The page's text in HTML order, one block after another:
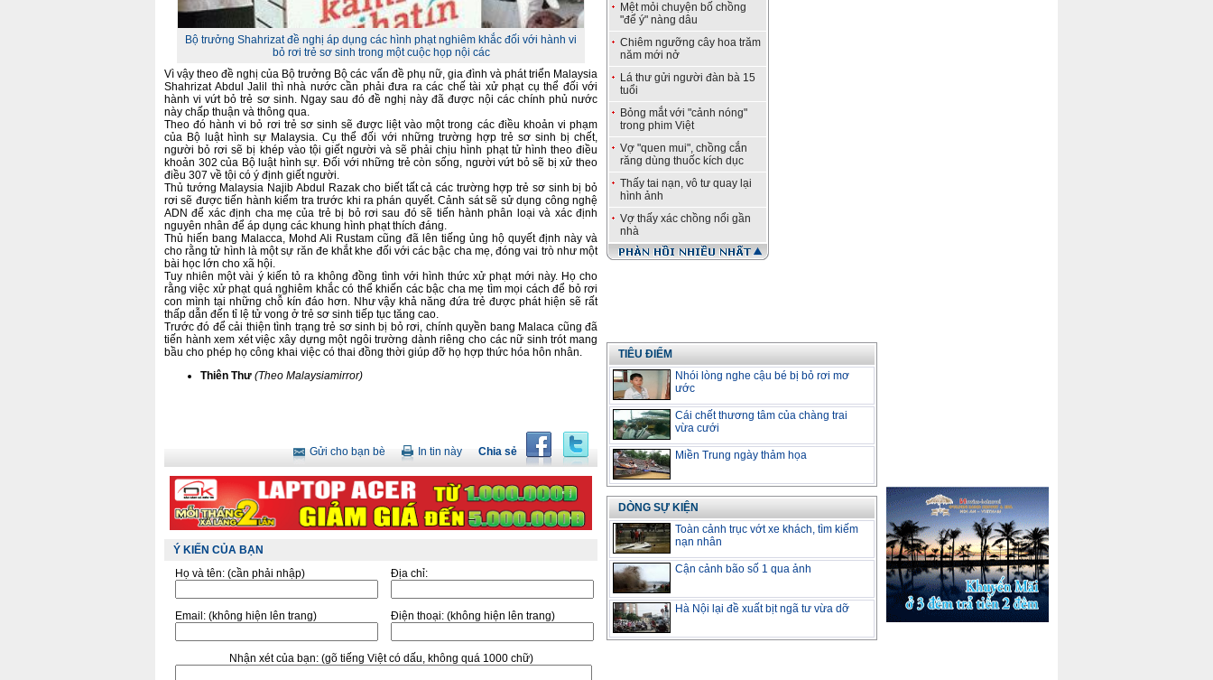
Bộ trưởng Shahrizat đề nghị áp dụng các hình phạt nghiêm khắc đối với hành vi
bỏ rơi trẻ sơ sinh trong một cuộc họp nội các
Vì vậy theo đề nghị của Bộ trưởng Bộ các vấn đề phụ nữ, gia đình và phát triển Malaysia
Shahrizat Abdul Jalil thì nhà nước cần phải đưa ra các chế tài xử phạt cụ thể đối với
hành vi vứt bỏ trẻ sơ sinh. Ngay sau đó đề nghị này đã được nội các chính phủ nước
này chấp thuận và thông qua.
Theo đó hành vi bỏ rơi trẻ sơ sinh sẽ được liệt vào một trong các điều khoản vi phạm
của Bộ luật hình sự Malaysia. Cụ thể đối với những trường hợp trẻ sơ sinh bị chết,
người bỏ rơi sẽ bị khép vào tội giết người và sẽ phải chịu hình phạt tử hình theo điều
khoản 302 của Bộ luật hình sự. Đối với những trẻ còn sống, người vứt bỏ sẽ bị xử theo
điều 307 về tội có ý định giết người.
Thủ tướng Malaysia Najib Abdul Razak cho biết tất cả các trường hợp trẻ sơ sinh bị bỏ
rơi sẽ được tiến hành kiểm tra trước khi ra phán quyết. Cảnh sát sẽ sử dụng công nghệ
ADN để xác định cha mẹ của trẻ bị bỏ rơi sau đó sẽ tiến hành phân loại và xác định
nguyên nhân để áp dụng các khung hình phạt thích đáng.
Thủ hiến bang Malacca, Mohd Ali Rustam cũng đã lên tiếng ủng hộ quyết định này và
cho rằng tử hình là một sự răn đe khắt khe đối với các bậc cha mẹ, đóng vai trò như một
bài học lớn cho xã hội.
Tuy nhiên một vài ý kiến tỏ ra không đồng tình với hình thức xử phạt mới này. Họ cho
rằng việc xử phạt quá nghiêm khắc có thể khiến các bậc cha mẹ tìm mọi cách để bỏ rơi
con mình tại những chỗ kín đáo hơn. Như vậy khả năng đứa trẻ được phát hiện sẽ rất
thấp dẫn đến tỉ lệ tử vong ở trẻ sơ sinh tiếp tục tăng cao.
Trước đó để cải thiện tình trạng trẻ sơ sinh bị bỏ rơi, chính quyền bang Malaca cũng đã
tiến hành xem xét việc xây dựng một ngôi trường dành riêng cho các nữ sinh trót mang
bầu cho phép họ công khai việc có thai đồng thời giúp đỡ họ hợp thức hóa hôn nhân.
Thiên Thư (Theo Malaysiamirror)
Chia sẻ
In tin này
Gửi cho bạn bè
Ý KIẾN CỦA BẠN
Họ và tên: (cần phải nhập) Địa chỉ:
Email: (không hiện lên trang) Điện thoại: (không hiện lên trang)
Nhận xét của bạn: (gõ tiếng Việt có dấu, không quá 1000 chữ)
Mệt mỏi chuyện bố chồng
"để ý" nàng dâu
Chiêm ngưỡng cây hoa trăm
năm mới nở
Lá thư gửi người đàn bà 15
tuổi
Bỏng mắt với "cảnh nóng"
trong phim Việt
Vợ "quen mui", chồng cắn
răng dùng thuốc kích dục
Thấy tai nạn, vô tư quay lại
hình ảnh
Vợ thấy xác chồng nổi gần
nhà
TIÊU ĐIỂM
Nhói lòng nghe cậu bé bị bỏ rơi mơ
ước
Cái chết thương tâm của chàng trai
vừa cưới
Miền Trung ngày thảm họa
DÒNG SỰ KIỆN
Toàn cảnh trục vớt xe khách, tìm kiếm
nạn nhân
Cận cảnh bão số 1 qua ảnh
Hà Nội lại đề xuất bịt ngã tư vừa dỡ